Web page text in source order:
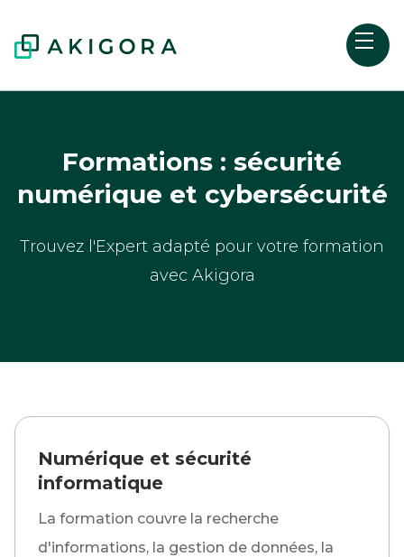
Formations : sécurité
numérique et cybersécurité
Trouvez l'Expert adapté pour votre formation
avec Akigora
Numérique et sécurité
informatique
La formation couvre la recherche
d'informations, la gestion de données, la